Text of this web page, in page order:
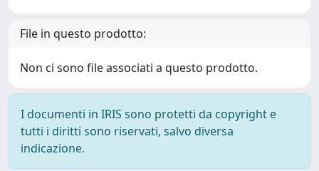
File in questo prodotto:
Non ci sono file associati a questo prodotto.
I documenti in IRIS sono protetti da copyright e
tutti i diritti sono riservati, salvo diversa
indicazione.